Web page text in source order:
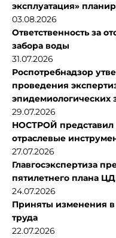
эксплуатация»
03.08.2026
Ответственность за
забора воды
31.07.2026
Роспотребнадзор
проведения
эпидемиологических
29.07.2026
НОСТРОЙ представил
отраслевые
27.07.2026
Главгосэкспертиза
пятилетнего плана
24.07.2026
Приняты изменения
труда
22.07.2026